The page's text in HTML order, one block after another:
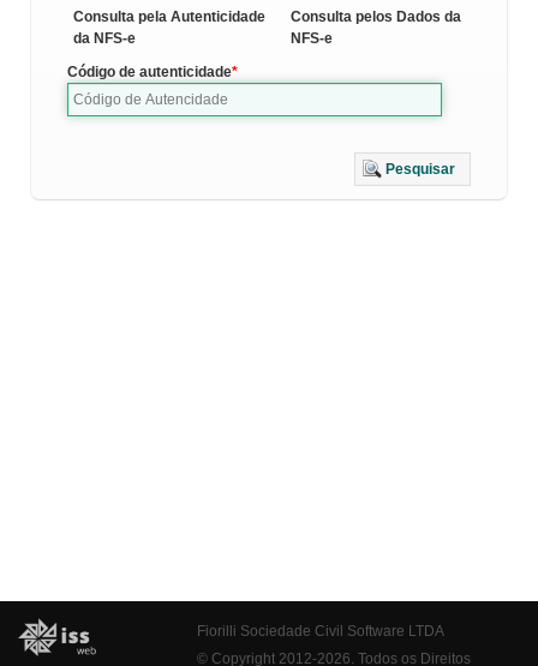
Consulta pela Autenticidade
da NFS-e
Consulta pelos Dados da
NFS-e
Código de autenticidade
Pesquisar
Fiorilli Sociedade Civil Software LTDA
© Copyright 2012-2026. Todos os Direitos